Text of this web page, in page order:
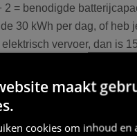
2 = benodigde
30 kWh per dag, of heb
vervoer, dan is
maakt
cookies om inhoud en